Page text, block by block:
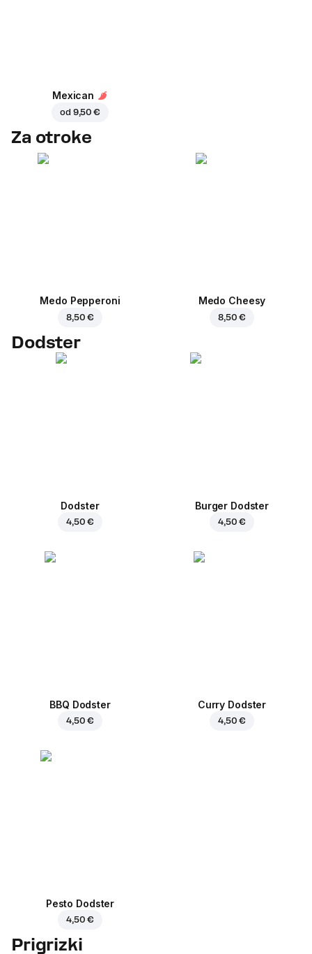
Mexican
od 9,50 €
Za otroke
Medo Pepperoni
8,50 €
Medo Cheesy
8,50 €
Dodster
Dodster
4,50 €
Burger Dodster
4,50 €
BBQ Dodster
4,50 €
Curry Dodster
4,50 €
Pesto Dodster
4,50 €
Prigrizki